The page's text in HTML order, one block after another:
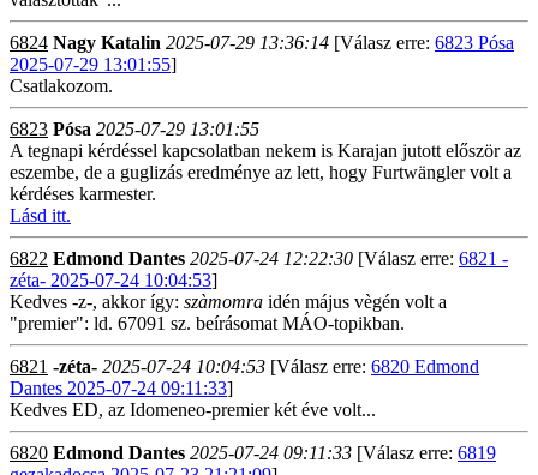
6824 Nagy Katalin 2025-07-29 13:36:14 [Válasz erre: 6823 Pósa
2025-07-29 13:01:55]
Csatlakozom.
6823 Pósa 2025-07-29 13:01:55
A tegnapi kérdéssel kapcsolatban nekem is Karajan jutott először az
eszembe, de a guglizás eredménye az lett, hogy Furtwängler volt a
kérdéses karmester.
Lásd itt.
6822 Edmond Dantes 2025-07-24 12:22:30 [Válasz erre: 6821 -
zéta- 2025-07-24 10:04:53]
Kedves -z-, akkor így: szàmomra idén május vègén volt a
"premier": ld. 67091 sz. beírásomat MÁO-topikban.
6821 -zéta- 2025-07-24 10:04:53 [Válasz erre: 6820 Edmond
Dantes 2025-07-24 09:11:33]
Kedves ED, az Idomeneo-premier két éve volt...
6820 Edmond Dantes 2025-07-24 09:11:33 [Válasz erre: 6819